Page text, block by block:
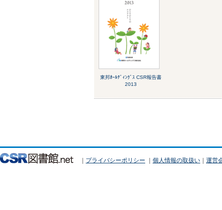
東邦ﾎｰﾙﾃﾞｨﾝｸﾞｽ CSR報告書
2013
｜ プライバシーポリシー ｜ 個人情報の取扱い ｜ 運営